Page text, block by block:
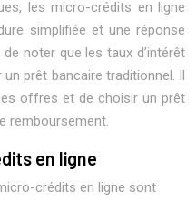
les micro-crédits en ligne
simplifiée et une réponse
noter que les taux d’intérêt
prêt bancaire traditionnel. Il
offres et de choisir un prêt
remboursement.
en ligne
crédits en ligne sont